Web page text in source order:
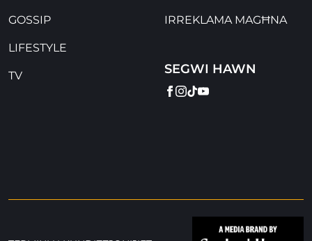
GOSSIP
LIFESTYLE
TV
IRREKLAMA MAGĦNA
SEGWI HAWN
FACEBOOK
INSTAGRAM
TIKTOK
YOUTUBE